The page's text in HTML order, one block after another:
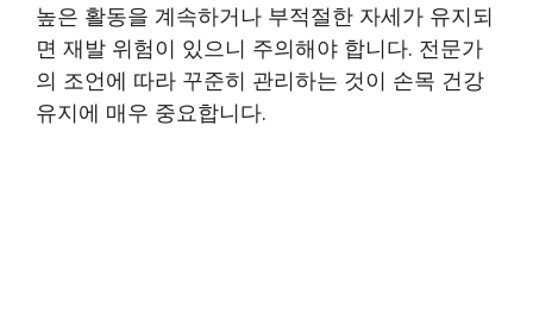
높은 활동을 계속하거나 부적절한 자세가 유지되
면 재발 위험이 있으니 주의해야 합니다. 전문가
의 조언에 따라 꾸준히 관리하는 것이 손목 건강
유지에 매우 중요합니다.